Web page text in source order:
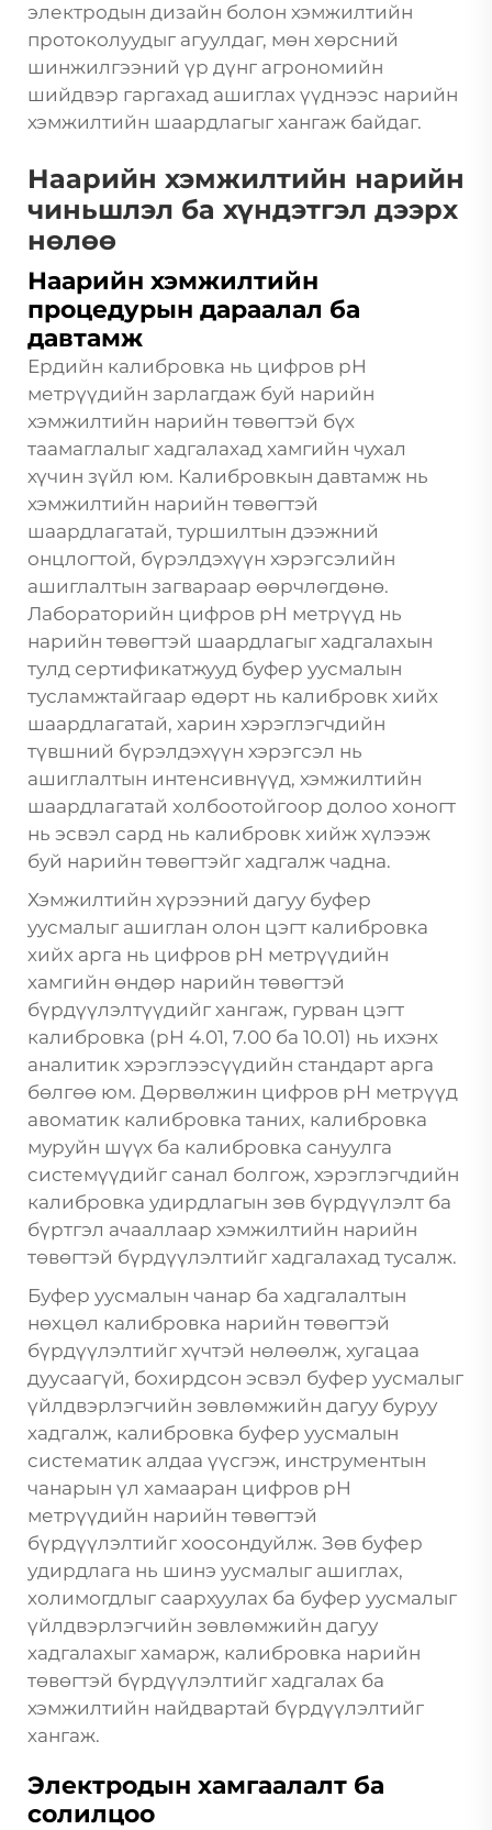
электродын дизайн болон хэмжилтийн
протоколуудыг агуулдаг, мөн хөрсний
шинжилгээний үр дүнг агрономийн
шийдвэр гаргахад ашиглах үүднээс нарийн
хэмжилтийн шаардлагыг хангаж байдаг.
Наарийн хэмжилтийн нарийн
чиньшлэл ба хүндэтгэл дээрх
нөлөө
Наарийн хэмжилтийн
процедурын дараалал ба
давтамж
Ердийн калибровка нь цифров pH
метрүүдийн зарлагдаж буй нарийн
хэмжилтийн нарийн төвөгтэй бүх
таамаглалыг хадгалахад хамгийн чухал
хүчин зүйл юм. Калибровкын давтамж нь
хэмжилтийн нарийн төвөгтэй
шаардлагатай, туршилтын дээжний
онцлогтой, бүрэлдэхүүн хэрэгсэлийн
ашиглалтын загвараар өөрчлөгдөнө.
Лабораторийн цифров pH метрүүд нь
нарийн төвөгтэй шаардлагыг хадгалахын
тулд сертификатжууд буфер уусмалын
тусламжтайгаар өдөрт нь калибровк хийх
шаардлагатай, харин хэрэглэгчдийн
түвшний бүрэлдэхүүн хэрэгсэл нь
ашиглалтын интенсивнүүд, хэмжилтийн
шаардлагатай холбоотойгоор долоо хоногт
нь эсвэл сард нь калибровк хийж хүлээж
буй нарийн төвөгтэйг хадгалж чадна.
Хэмжилтийн хүрээний дагуу буфер
уусмалыг ашиглан олон цэгт калибровка
хийх арга нь цифров pH метрүүдийн
хамгийн өндөр нарийн төвөгтэй
бүрдүүлэлтүүдийг хангаж, гурван цэгт
калибровка (pH 4.01, 7.00 ба 10.01) нь ихэнх
аналитик хэрэглээсүүдийн стандарт арга
бөлгөө юм. Дөрвөлжин цифров pH метрүүд
авоматик калибровка таних, калибровка
муруйн шүүх ба калибровка сануулга
системүүдийг санал болгож, хэрэглэгчдийн
калибровка удирдлагын зөв бүрдүүлэлт ба
бүртгэл ачааллаар хэмжилтийн нарийн
төвөгтэй бүрдүүлэлтийг хадгалахад тусалж.
Буфер уусмалын чанар ба хадгалалтын
нөхцөл калибровка нарийн төвөгтэй
бүрдүүлэлтийг хүчтэй нөлөөлж, хугацаа
дуусаагүй, бохирдсон эсвэл буфер уусмалыг
үйлдвэрлэгчийн зөвлөмжийн дагуу буруу
хадгалж, калибровка буфер уусмалын
систематик алдаа үүсгэж, инструментын
чанарын үл хамааран цифров pH
метрүүдийн нарийн төвөгтэй
бүрдүүлэлтийг хоосондуйлж. Зөв буфер
удирдлага нь шинэ уусмалыг ашиглах,
холимогдлыг саархуулах ба буфер уусмалыг
үйлдвэрлэгчийн зөвлөмжийн дагуу
хадгалахыг хамарж, калибровка нарийн
төвөгтэй бүрдүүлэлтийг хадгалах ба
хэмжилтийн найдвартай бүрдүүлэлтийг
хангаж.
Электродын хамгаалалт ба
солилцоо